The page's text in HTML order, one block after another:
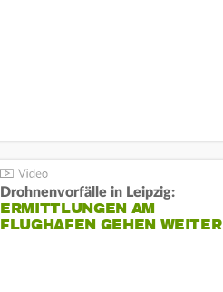
Drohnenvorfälle in Leipzig:
ERMITTLUNGEN AM
FLUGHAFEN GEHEN WEITER